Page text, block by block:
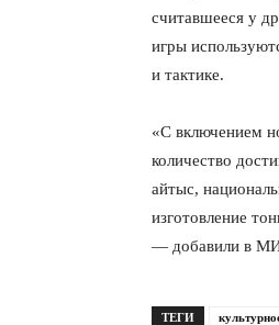
считавшееся у
игры
и тактике.
«С включением
количество
айтыс,
изготовление
— добавили в
ТЕГИ